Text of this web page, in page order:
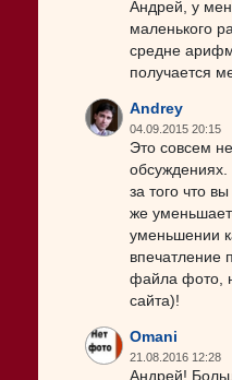
Андрей, у
маленького
средне
получается
Andrey
04.09.2015 20:15
Это совсем
обсуждениях.
за того что
же
уменьшении
впечатление
файла фото,
сайта)!
Omani
21.08.2016 12:28
Андрей!